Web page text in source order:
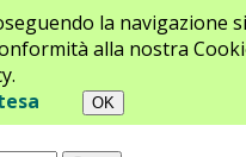
la navigazione si
alla nostra
Contatti